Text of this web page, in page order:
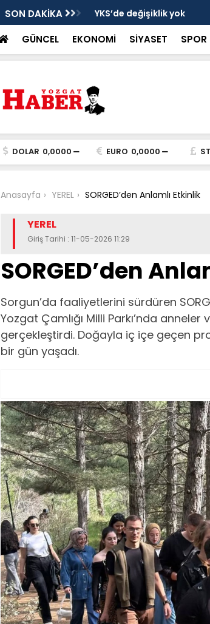
SON DAKİKA YKS’de değişiklik yok
GÜNCEL EKONOMİ SİYASET SPOR
DOLAR 0,0000 EURO 0,0000
Anasayfa YEREL SORGED’den Anlamlı Etkinlik
YEREL
Giriş Tarihi : 11-05-2026 11:29
SORGED’den
Sorgun’da faaliyetlerini sürdüren
Yozgat Çamlığı Milli Parkı’nda
gerçekleştirdi. Doğayla iç içe geçen
bir gün yaşadı.